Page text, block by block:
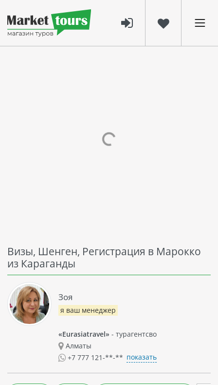
Визы, Шенген, Регистрация в Марокко
из Караганды
Зоя
я ваш менеджер
«Eurasiatravel» - турагентсво
Алматы
+7 777 121-**-** показать